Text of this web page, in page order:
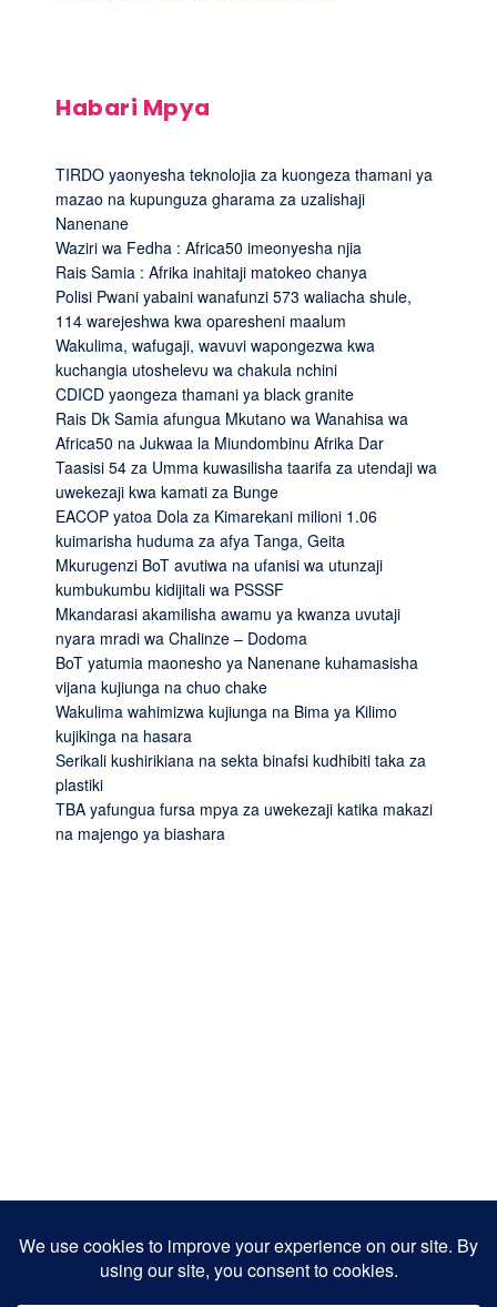
Habari Mpya
TIRDO yaonyesha teknolojia za kuongeza thamani ya
mazao na kupunguza gharama za uzalishaji
Nanenane
Waziri wa Fedha : Africa50 imeonyesha njia
Rais Samia : Afrika inahitaji matokeo chanya
Polisi Pwani yabaini wanafunzi 573 waliacha shule,
114 warejeshwa kwa oparesheni maalum
Wakulima, wafugaji, wavuvi wapongezwa kwa
kuchangia utoshelevu wa chakula nchini
CDICD yaongeza thamani ya black granite
Rais Dk Samia afungua Mkutano wa Wanahisa wa
Africa50 na Jukwaa la Miundombinu Afrika Dar
Taasisi 54 za Umma kuwasilisha taarifa za utendaji wa
uwekezaji kwa kamati za Bunge
EACOP yatoa Dola za Kimarekani milioni 1.06
kuimarisha huduma za afya Tanga, Geita
Mkurugenzi BoT avutiwa na ufanisi wa utunzaji
kumbukumbu kidijitali wa PSSSF
Mkandarasi akamilisha awamu ya kwanza uvutaji
nyara mradi wa Chalinze – Dodoma
BoT yatumia maonesho ya Nanenane kuhamasisha
vijana kujiunga na chuo chake
Wakulima wahimizwa kujiunga na Bima ya Kilimo
kujikinga na hasara
Serikali kushirikiana na sekta binafsi kudhibiti taka za
plastiki
TBA yafungua fursa mpya za uwekezaji katika makazi
na majengo ya biashara